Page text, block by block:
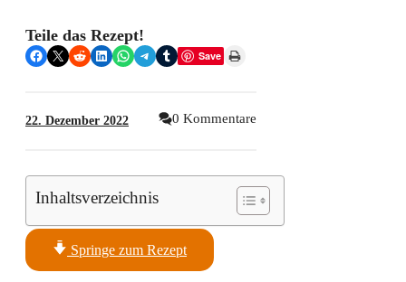
Teile das Rezept!
Share on Facebook
Share on X Share on RedditShare on LinkedIn
Share on WhatsApp
Share on Telegram
Share on TumblrSave Print this Page
22. Dezember 2022 0 Kommentare
Inhaltsverzeichnis
Springe zum Rezept